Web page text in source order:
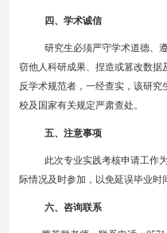
四、学术诚信
研究生必须严守学术道德、
窃他人科研成果、捏造或篡改数据
反学术规范者，一经查实，该研究
校及国家有关规定严肃查处。
五、注意事项
此次专业实践考核申请工作为
际情况及时参加，以免延误毕业时
六、咨询联系